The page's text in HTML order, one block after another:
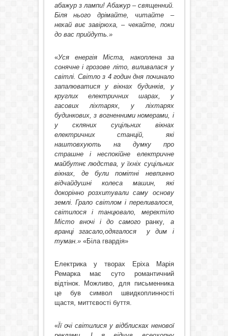
абажур з лампи! Абажур – священний.
Біля нього дрімайте, читайте –
нехай виє завірюха, – чекайте, поки
до вас прийдуть.»
«Уся енергія Міста, накоплена за
сонячне і грозове літо, виливалася у
світлі. Світло з 4 годин дня починало
запалюватися у вікнах будинків, у
круглих електричних шарах, у
гасових ліхтарях, у ліхтарях
будинкових, з вогненними номерами, і
у скляних суцільних вікнах
електричних станцій, які
наштовхують на думку про
страшне і неспокійне електричне
майбутнє людства, у їхніх суцільних
вікнах, де були помітні невпинно
відчайдушні колеса машин, які
докорінно розхитували саму основу
землі. Грало світлом і переливалося,
світилося і танцювало, мерехтіло
Місто вночі і до самого ранку, а
вранці згасало,одягалося
у дим і
туман.» «Біла гвардія»
Електрика у творах Еріха Марія
Ремарка має суто романтичний
відтінок. Можливо, для письменника
це був символ швидкоплинності
щастя, миттєвості буття.
«Її очі світилися у відблисках ненової